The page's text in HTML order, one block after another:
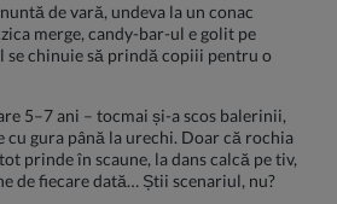
de vară, undeva la un conac
merge, candy-bar-ul e golit pe
chinuie să prindă copiii pentru o
5–7 ani – tocmai și-a scos balerinii,
cu gura până la urechi. Doar că rochia
prinde în scaune, la dans calcă pe tiv,
de fiecare dată… Știi scenariul, nu?